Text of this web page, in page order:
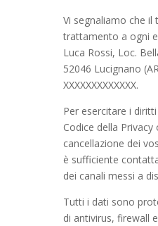
Vi segnaliamo che il
trattamento a ogni
Luca Rossi, Loc.
52046 Lucignano
XXXXXXXXXXXXX.
Per esercitare i
Codice della Privacy
cancellazione dei
è sufficiente
dei canali messi a
Tutti i dati sono
di antivirus, firewall